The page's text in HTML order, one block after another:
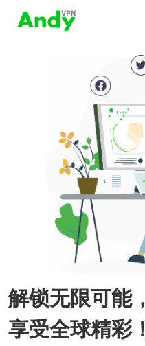
解锁无限可能，
享受全球精彩！